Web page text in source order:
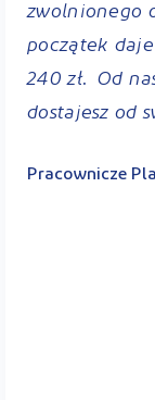
zwolnionego
początek
240 zł. Od
dostajesz od
Pracownicze